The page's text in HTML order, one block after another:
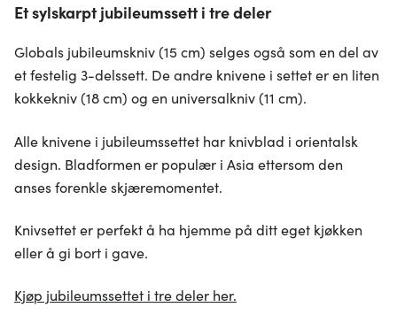
Et sylskarpt jubileumssett i tre deler
Globals jubileumskniv (15 cm) selges også som en del av
et festelig 3-delssett. De andre knivene i settet er en liten
kokkekniv (18 cm) og en universalkniv (11 cm).
Alle knivene i jubileumssettet har knivblad i orientalsk
design. Bladformen er populær i Asia ettersom den
anses forenkle skjæremomentet.
Knivsettet er perfekt å ha hjemme på ditt eget kjøkken
eller å gi bort i gave.
Kjøp jubileumssettet i tre deler her.